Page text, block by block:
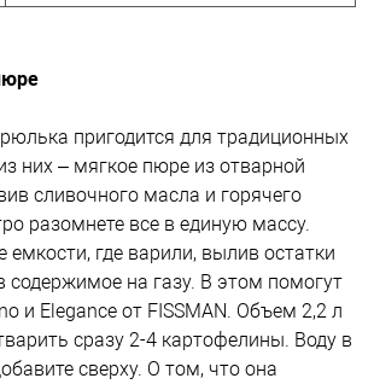
пригодится для традиционных
них – мягкое пюре из отварной
сливочного масла и горячего
разомнете все в единую массу.
емкости, где варили, вылив остатки
содержимое на газу. В этом помогут
и Elegance от FISSMAN. Объем 2,2 л
сразу 2-4 картофелины. Воду в
сверху. О том, что она